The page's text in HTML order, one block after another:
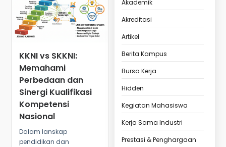
KKNI vs SKKNI:
Memahami
Perbedaan dan
Sinergi Kualifikasi
Kompetensi
Nasional
Dalam lanskap
pendidikan dan
Akademik
Akreditasi
Artikel
Berita Kampus
Bursa Kerja
Hidden
Kegiatan Mahasiswa
Kerja Sama Industri
Prestasi & Penghargaan